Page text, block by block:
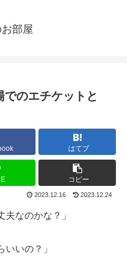
部屋
のエチケットと
はてブ
コピー
2023.12.16 2023.12.24
夫なのかな？」
いいの？」